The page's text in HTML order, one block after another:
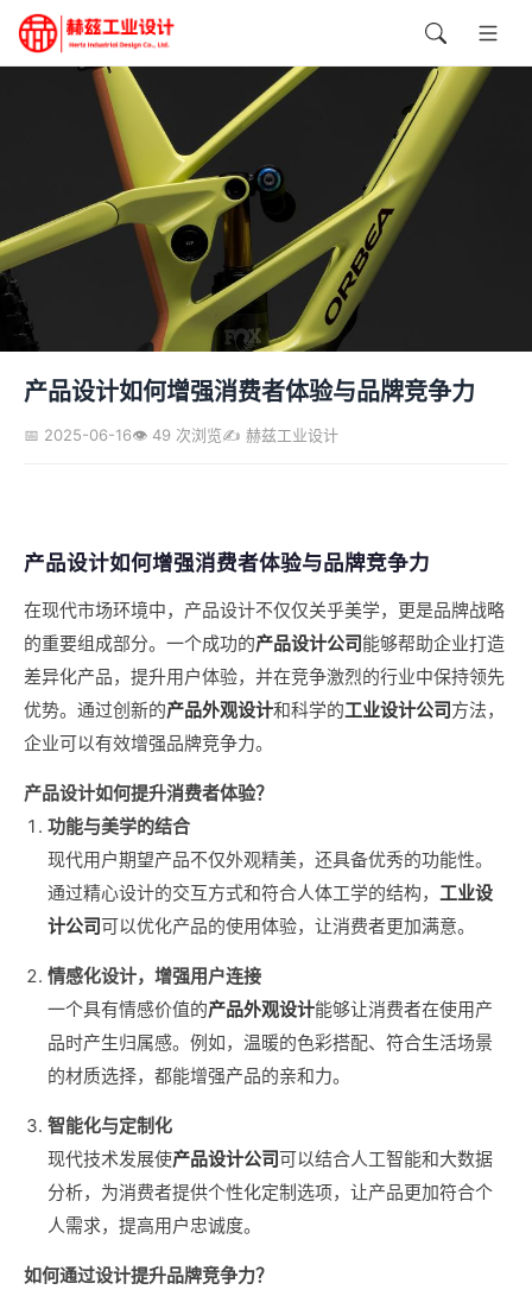
产品设计如何增强消费者体验与品牌竞争力
📅 2025-06-16👁️ 49 次浏览✍️ 赫兹工业设计
产品设计如何增强消费者体验与品牌竞争力
在现代市场环境中，产品设计不仅仅关乎美学，更是品牌战略
的重要组成部分。一个成功的产品设计公司能够帮助企业打造
差异化产品，提升用户体验，并在竞争激烈的行业中保持领先
优势。通过创新的产品外观设计和科学的工业设计公司方法，
企业可以有效增强品牌竞争力。
产品设计如何提升消费者体验？
功能与美学的结合
现代用户期望产品不仅外观精美，还具备优秀的功能性。
通过精心设计的交互方式和符合人体工学的结构， 工业设
计公司可以优化产品的使用体验，让消费者更加满意。
情感化设计，增强用户连接
一个具有情感价值的产品外观设计能够让消费者在使用产
品时产生归属感。例如，温暖的色彩搭配、符合生活场景
的材质选择，都能增强产品的亲和力。
智能化与定制化
现代技术发展使产品设计公司可以结合人工智能和大数据
分析，为消费者提供个性化定制选项，让产品更加符合个
人需求，提高用户忠诚度。
如何通过设计提升品牌竞争力？